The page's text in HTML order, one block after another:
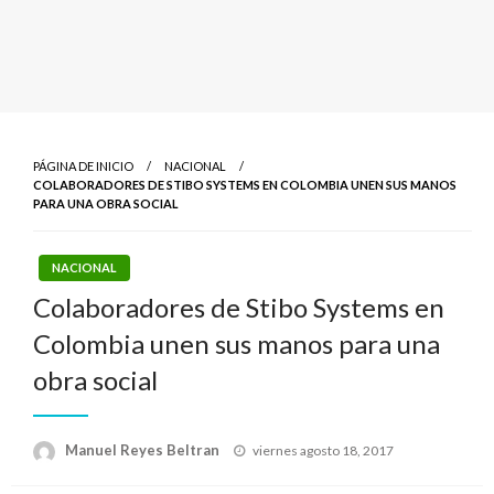
PÁGINA DE INICIO
NACIONAL
COLABORADORES DE STIBO SYSTEMS EN COLOMBIA UNEN SUS MANOS
PARA UNA OBRA SOCIAL
NACIONAL
Colaboradores de Stibo Systems en
Colombia unen sus manos para una
obra social
Manuel Reyes Beltran
Publicado
viernes agosto 18, 2017